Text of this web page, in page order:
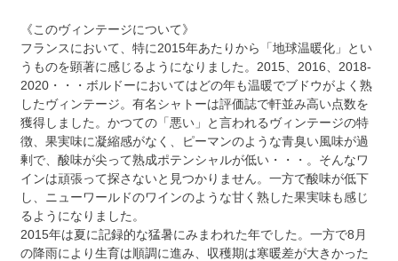
《このヴィンテージについて》
フランスにおいて、特に2015年あたりから「地球温暖化」とい
うものを顕著に感じるようになりました。2015、2016、2018-
2020・・・ボルドーにおいてはどの年も温暖でブドウがよく熟
したヴィンテージ。有名シャトーは評価誌で軒並み高い点数を
獲得しました。かつての「悪い」と言われるヴィンテージの特
徴、果実味に凝縮感がなく、ピーマンのような青臭い風味が過
剰で、酸味が尖って熟成ポテンシャルが低い・・・。そんなワ
インは頑張って探さないと見つかりません。一方で酸味が低下
し、ニューワールドのワインのような甘く熟した果実味も感じ
るようになりました。
2015年は夏に記録的な猛暑にみまわれた年でした。一方で8月
の降雨により生育は順調に進み、収穫期は寒暖差が大きかった